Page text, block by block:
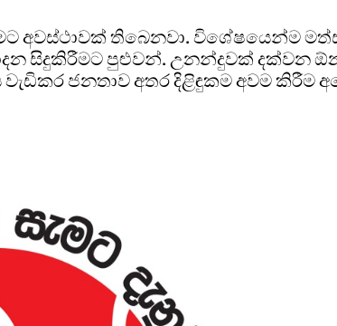
අවස්ථාවක් තිබෙනවා. විශේෂයෙන්ම
සිදුකිරීමට පුළුවන්. උනන්දුවක් දක්වන
ජනතාව අතර දිළිඳුකම අවම කිරීම